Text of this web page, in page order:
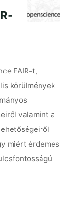
FAIR-t,
körülmények
valamint a
miért érdemes